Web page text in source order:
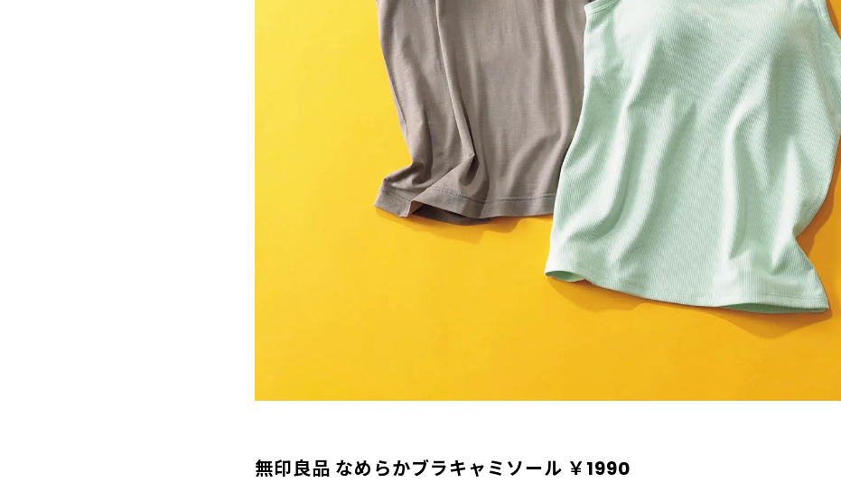
無印良品 なめらかブラキャミソール ￥1990